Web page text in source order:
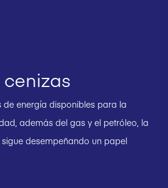
de energía disponibles para la
además del gas y el petróleo, la
desempeñando un papel